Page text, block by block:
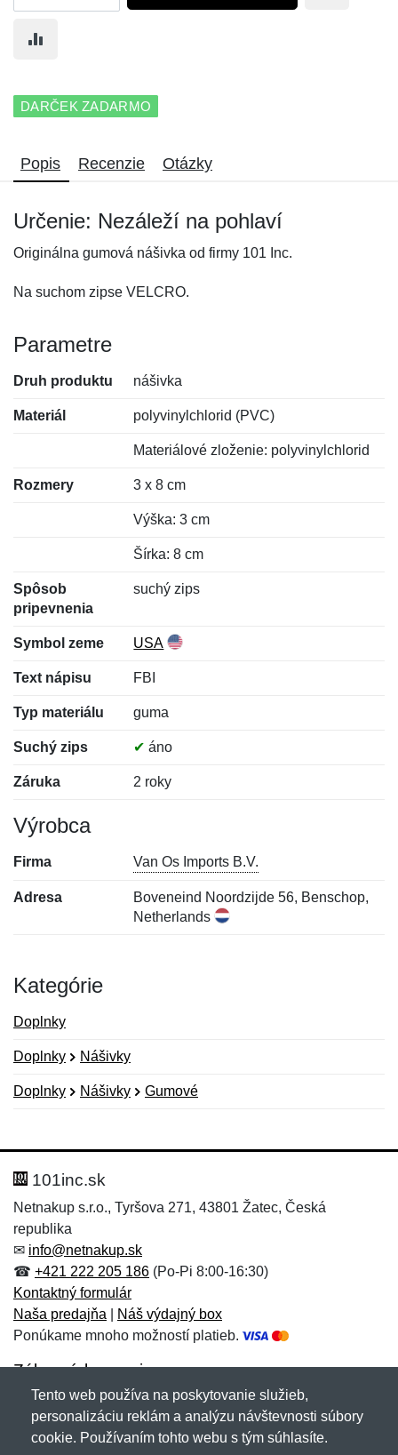
DARČEK ZADARMO
Popis Recenzie Otázky
Určenie: Nezáleží na pohlaví
Originálna gumová nášivka od firmy 101 Inc.
Na suchom zipse VELCRO.
Parametre
Druh produktu nášivka
Materiál polyvinylchlorid (PVC)
Materiálové zloženie: polyvinylchlorid
Rozmery 3 x 8 cm
Výška: 3 cm
Šírka: 8 cm
Spôsob
pripevnenia
suchý zips
Symbol zeme USA
Text nápisu FBI
Typ materiálu guma
Suchý zips ✔ áno
Záruka 2 roky
Výrobca
Firma Van Os Imports B.V.
Adresa
Boveneind Noordzijde 56, Benschop,
Netherlands
Kategórie
Doplnky
Doplnky Nášivky
Doplnky Nášivky Gumové
Hodnotenie:
Meno:*
E-mail:
Správa*
Meno:
E-mail:*
Správa*
101inc.sk
Netnakup s.r.o., Tyršova 271, 43801 Žatec, Česká
republika
✉ info@netnakup.sk
☎ +421 222 205 186 (Po-Pi 8:00-16:30)
Kontaktný formulár
Naša predajňa
Náš výdajný box
Ponúkame mnoho možností platieb.
Zákaznícky servis
Novinky emailom
Tento web používa na poskytovanie služieb,
personalizáciu reklám a analýzu návštevnosti súbory
cookie. Používaním tohto webu s tým súhlasíte.